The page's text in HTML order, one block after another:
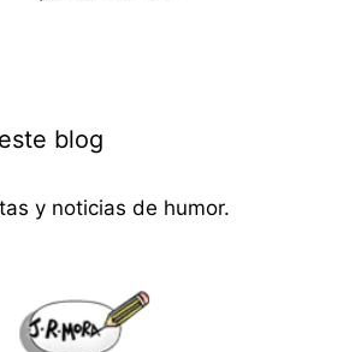
blog
y noticias de humor.